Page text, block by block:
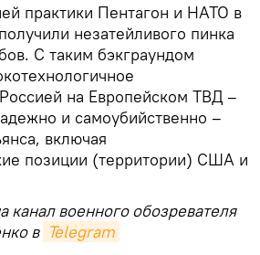
практики Пентагон и НАТО в
незатейливого пинка
С таким бэкграундом
на Европейском ТВД –
и самоубийственно –
включая
позиции (территории) США и
канал военного обозревателя
в Telegram